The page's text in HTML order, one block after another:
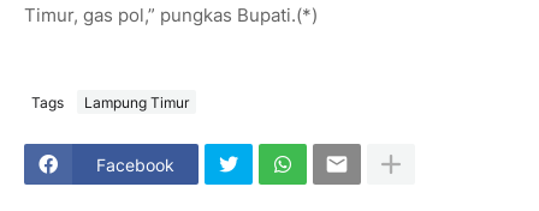
Timur, gas pol,” pungkas Bupati.(*)
Tags Lampung Timur
Facebook